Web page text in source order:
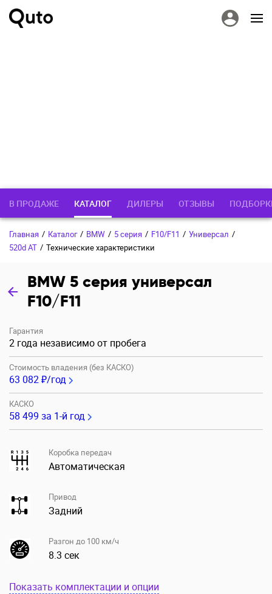
В ПРОДАЖЕ КАТАЛОГ ДИЛЕРЫ ОТЗЫВЫ
Главная / Каталог / BMW / 5 серия / F10/F11 / Универсал /
520d AT / Технические характеристики
BMW 5 серия универсал
F10/F11
Гарантия
2 года независимо от пробега
Стоимость владения (без КАСКО)
63 082 ₽/год
КАСКО
58 499 за 1-й год
Коробка передач
Автоматическая
Привод
Задний
Разгон до 100 км/ч
8.3 сек
Показать комплектации и опции